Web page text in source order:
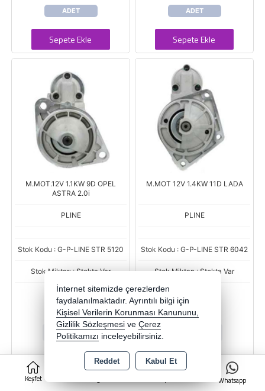
Keşfet
0
Whatsapp
ADET
Sepete Ekle
ADET
Sepete Ekle
M.MOT.12V 1.1KW 9D OPEL
ASTRA 2.0i
PLINE
Stok Kodu : G-P-LINE STR 5120
Stok Miktarı : Stokta Var
Fiyat
3.505,43 TL
+
Sepete Ekle
M.MOT 12V 1.4KW 11D LADA
PLINE
Stok Kodu : G-P-LINE STR 6042
Stok Miktarı : Stokta Var
3.249,01 TL
ADET
Sepete Ekle
İnternet sitemizde çerezlerden
faydalanılmaktadır. Ayrıntılı bilgi için
Kişisel Verilerin Korunması Kanununu,
Gizlilik Sözleşmesi ve Çerez
Politikamızı inceleyebilirsiniz.
Reddet Kabul Et